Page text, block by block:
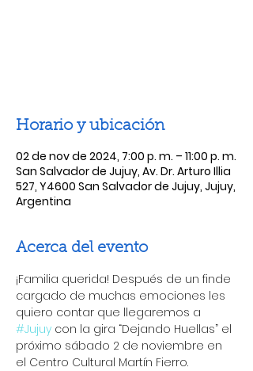
Horario y ubicación
02 de nov de 2024, 7:00 p. m. – 11:00 p. m.
San Salvador de Jujuy, Av. Dr. Arturo Illia
527, Y4600 San Salvador de Jujuy, Jujuy,
Argentina
Acerca del evento
¡Familia querida! Después de un finde
cargado de muchas emociones les
quiero contar que llegaremos a
#Jujuy con la gira “Dejando Huellas” el
próximo sábado 2 de noviembre en
el Centro Cultural Martín Fierro.